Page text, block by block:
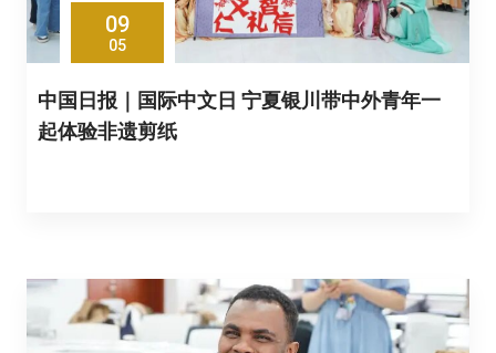
09
05
中国日报｜国际中文日 宁夏银川带中外青年一
起体验非遗剪纸